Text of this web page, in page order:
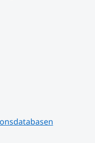
annan webbplats.